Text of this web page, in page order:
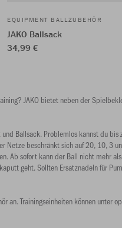
EQUIPMENT BALLZUBEHÖR
JAKO Ballsack
34,99 €
JAKO bietet neben der
Ballsack. Problemlos kannst du
Netze beschränkt sich auf 20, 10,
Ab sofort kann der Ball nicht mehr
geht. Sollten Ersatznadeln für
an. Trainingseinheiten können